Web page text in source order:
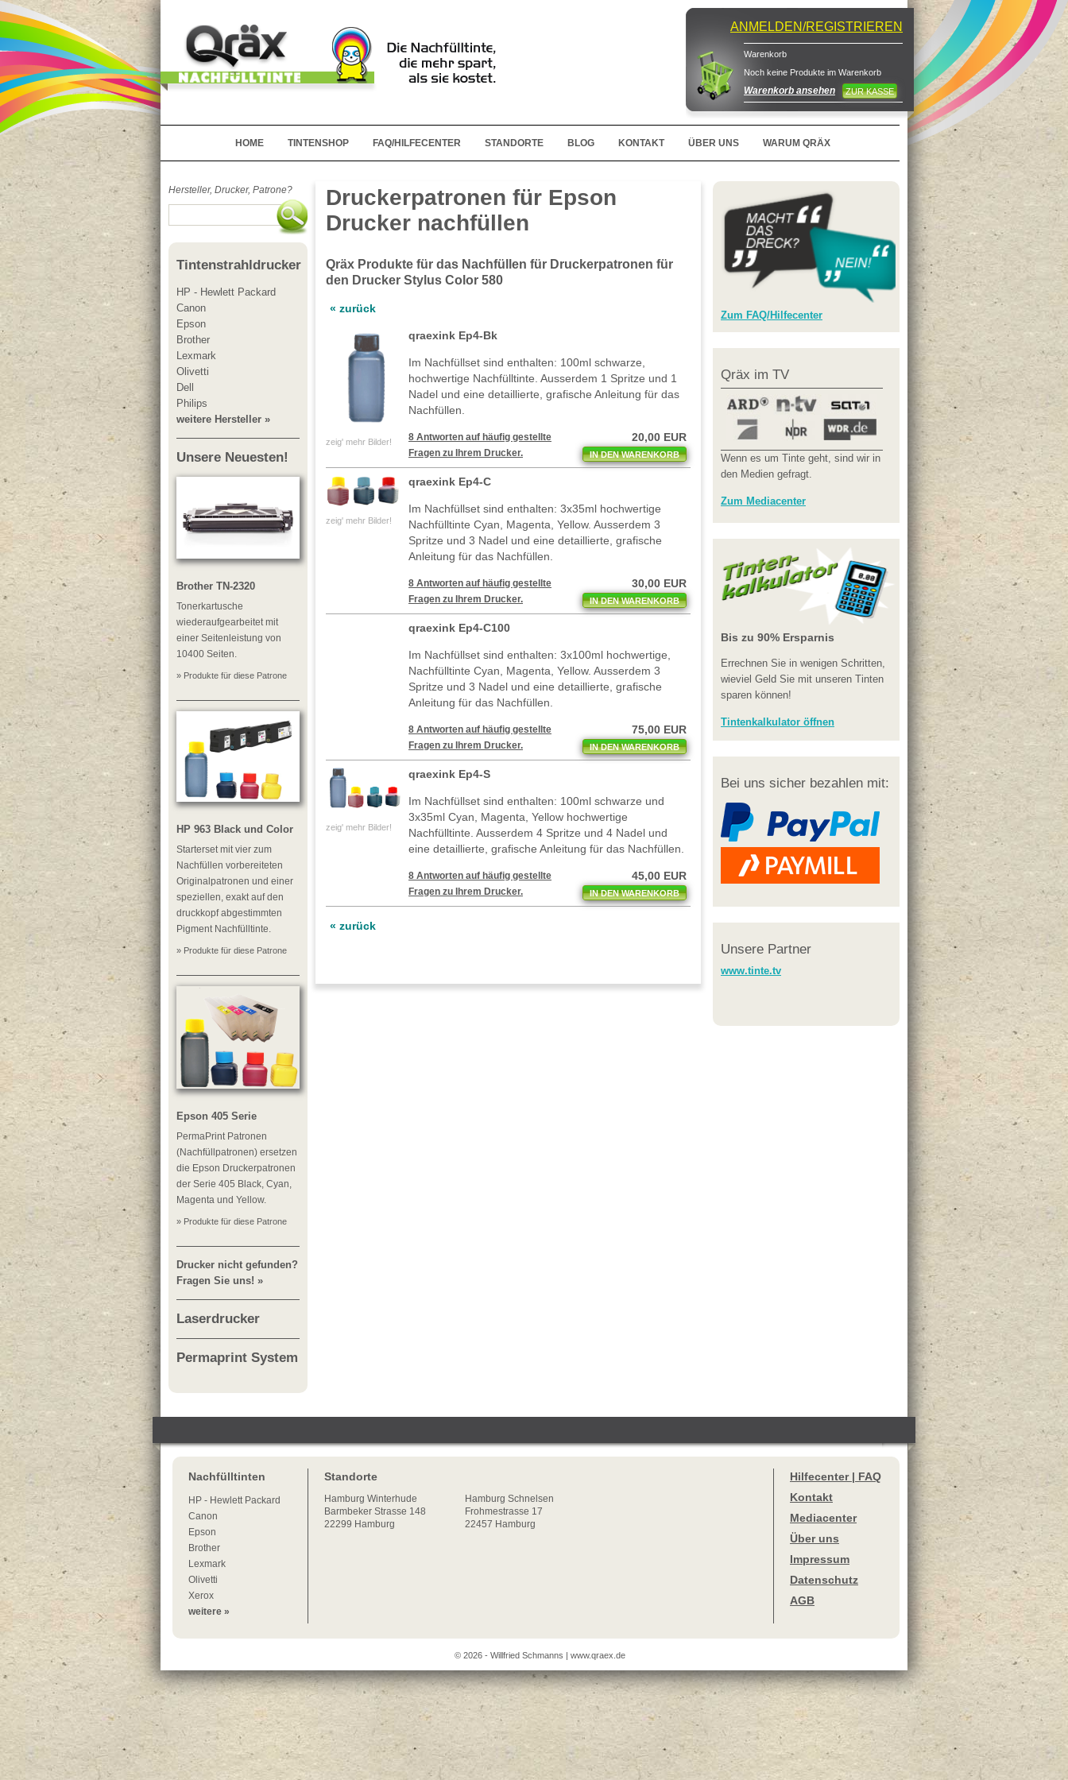
ANMELDEN/REGISTRIEREN
Warenkorb
Noch keine Produkte im Warenkorb
Warenkorb ansehen ZUR KASSE
HOME TINTENSHOP FAQ/HILFECENTER STANDORTE BLOG KONTAKT ÜBER UNS WARUM QRÄX
Hersteller, Drucker, Patrone?
Tintenstrahldrucker
HP - Hewlett Packard
Canon
Epson
Brother
Lexmark
Olivetti
Dell
Philips
weitere Hersteller »
Unsere Neuesten!
Brother TN-2320
Tonerkartusche
wiederaufgearbeitet mit
einer Seitenleistung von
10400 Seiten.
» Produkte für diese Patrone
HP 963 Black und Color
Starterset mit vier zum
Nachfüllen vorbereiteten
Originalpatronen und einer
speziellen, exakt auf den
druckkopf abgestimmten
Pigment Nachfülltinte.
» Produkte für diese Patrone
Epson 405 Serie
PermaPrint Patronen
(Nachfüllpatronen) ersetzen
die Epson Druckerpatronen
der Serie 405 Black, Cyan,
Magenta und Yellow.
» Produkte für diese Patrone
Drucker nicht gefunden?
Fragen Sie uns! »
Laserdrucker
Permaprint System
Druckerpatronen für Epson
Drucker nachfüllen
Qräx Produkte für das Nachfüllen für Druckerpatronen für
den Drucker Stylus Color 580
« zurück
zeig' mehr Bilder!
qraexink Ep4-Bk
Im Nachfüllset sind enthalten: 100ml schwarze,
hochwertige Nachfülltinte. Ausserdem 1 Spritze und 1
Nadel und eine detaillierte, grafische Anleitung für das
Nachfüllen.
8 Antworten auf häufig gestellte
Fragen zu Ihrem Drucker.
20,00 EUR
IN DEN WARENKORB
zeig' mehr Bilder!
qraexink Ep4-C
Im Nachfüllset sind enthalten: 3x35ml hochwertige
Nachfülltinte Cyan, Magenta, Yellow. Ausserdem 3
Spritze und 3 Nadel und eine detaillierte, grafische
Anleitung für das Nachfüllen.
8 Antworten auf häufig gestellte
Fragen zu Ihrem Drucker.
30,00 EUR
IN DEN WARENKORB
qraexink Ep4-C100
Im Nachfüllset sind enthalten: 3x100ml hochwertige,
Nachfülltinte Cyan, Magenta, Yellow. Ausserdem 3
Spritze und 3 Nadel und eine detaillierte, grafische
Anleitung für das Nachfüllen.
8 Antworten auf häufig gestellte
Fragen zu Ihrem Drucker.
75,00 EUR
IN DEN WARENKORB
zeig' mehr Bilder!
qraexink Ep4-S
Im Nachfüllset sind enthalten: 100ml schwarze und
3x35ml Cyan, Magenta, Yellow hochwertige
Nachfülltinte. Ausserdem 4 Spritze und 4 Nadel und
eine detaillierte, grafische Anleitung für das Nachfüllen.
8 Antworten auf häufig gestellte
Fragen zu Ihrem Drucker.
45,00 EUR
IN DEN WARENKORB
« zurück
Zum FAQ/Hilfecenter
Qräx im TV
Wenn es um Tinte geht, sind wir in
den Medien gefragt.
Zum Mediacenter
Bis zu 90% Ersparnis
Errechnen Sie in wenigen Schritten,
wieviel Geld Sie mit unseren Tinten
sparen können!
Tintenkalkulator öffnen
Bei uns sicher bezahlen mit:
Unsere Partner
www.tinte.tv
Nachfülltinten
HP - Hewlett Packard
Canon
Epson
Brother
Lexmark
Olivetti
Xerox
weitere »
Standorte
Hamburg Winterhude
Barmbeker Strasse 148
22299 Hamburg
Hamburg Schnelsen
Frohmestrasse 17
22457 Hamburg
Hilfecenter | FAQ
Kontakt
Mediacenter
Über uns
Impressum
Datenschutz
AGB
© 2026 - Willfried Schmanns | www.qraex.de